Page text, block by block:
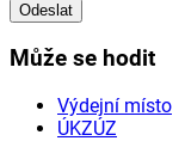
Odeslat
Může se hodit
Výdejní místo
ÚKZÚZ